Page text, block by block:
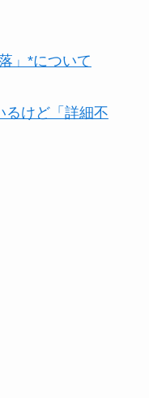
」*について
るけど「詳細不